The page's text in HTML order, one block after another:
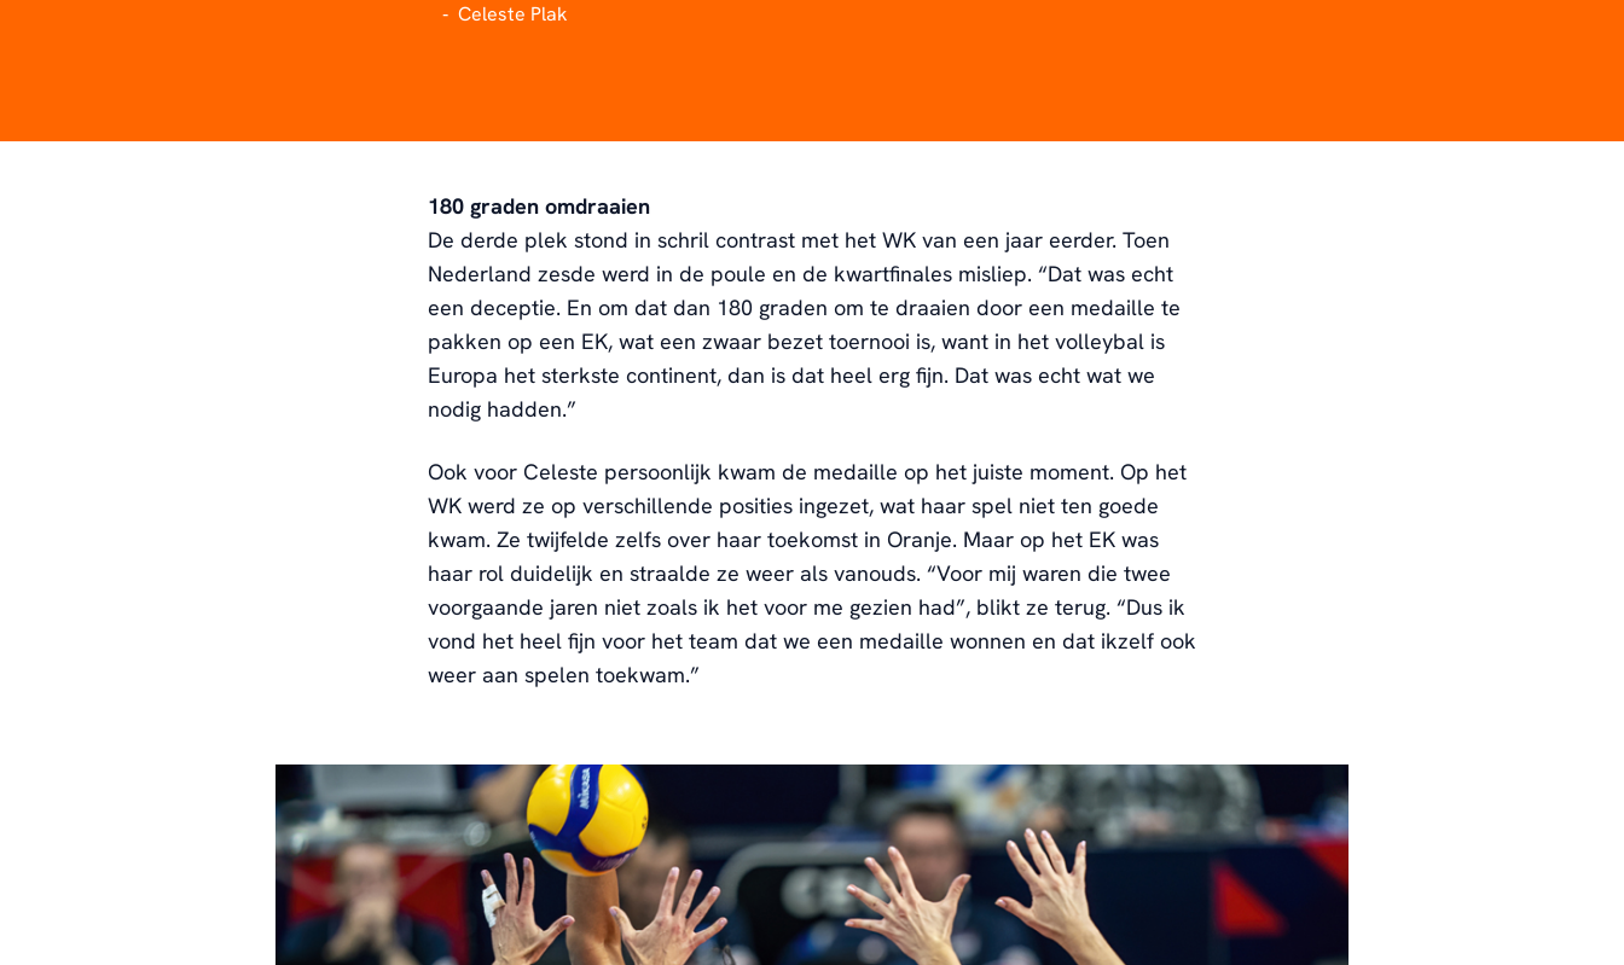
Celeste Plak
180 graden omdraaien
De derde plek stond in schril contrast met het WK van een jaar eerder. Toen
Nederland zesde werd in de poule en de kwartfinales misliep. “Dat was echt
een deceptie. En om dat dan 180 graden om te draaien door een medaille te
pakken op een EK, wat een zwaar bezet toernooi is, want in het volleybal is
Europa het sterkste continent, dan is dat heel erg fijn. Dat was echt wat we
nodig hadden.”
Ook voor Celeste persoonlijk kwam de medaille op het juiste moment. Op het
WK werd ze op verschillende posities ingezet, wat haar spel niet ten goede
kwam. Ze twijfelde zelfs over haar toekomst in Oranje. Maar op het EK was
haar rol duidelijk en straalde ze weer als vanouds. “Voor mij waren die twee
voorgaande jaren niet zoals ik het voor me gezien had”, blikt ze terug. “Dus ik
vond het heel fijn voor het team dat we een medaille wonnen en dat ikzelf ook
weer aan spelen toekwam.”